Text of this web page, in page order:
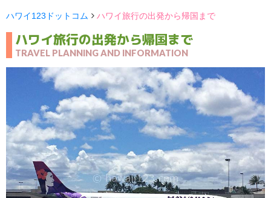
ハワイ123ドットコム ハワイ旅行の出発から帰国まで
ハワイ旅行の出発から帰国まで
TRAVEL PLANNING AND INFORMATION